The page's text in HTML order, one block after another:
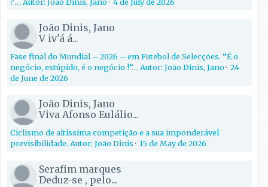
?… Autor: João Dinis, Jano·4 de July de 2026
João Dinis, Jano
V iv'á á...
Fase final do Mundial – 2026 – em Futebol de Selecções. “É o
negócio, estúpido, é o negócio !”… Autor: João Dinis, Jano·24
de June de 2026
João Dinis, Jano
Viva Afonso Eulálio...
Ciclismo de altíssima competição e a sua imponderável
previsibilidade. Autor: João Dinis·15 de May de 2026
Serafim marques
Deduz-se , pelo...